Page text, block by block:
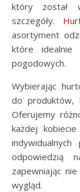
który został
szczegóły.
asortyment
które idealnie
pogodowych.
Wybierając
do produktów,
Oferujemy
każdej
odpowiedzią
zapewniając
wygląd.